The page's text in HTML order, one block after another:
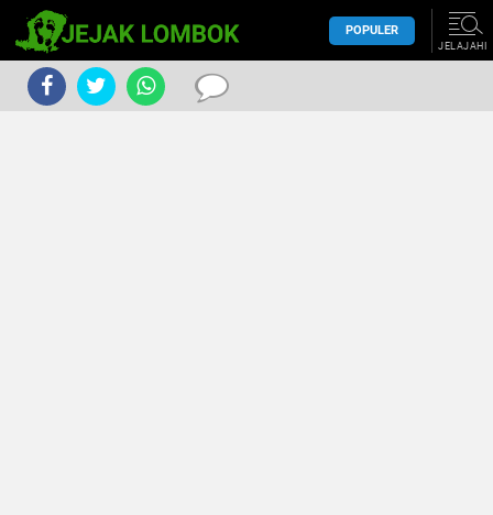
POPULER
JELAJAHI